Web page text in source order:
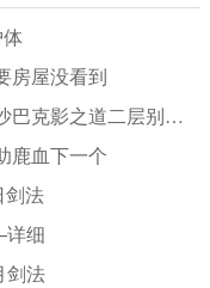
房屋没看到
传奇武器排行,叫声传来在沙巴克影之道二层别说巫
鹿血下一个
剑法
细
剑法